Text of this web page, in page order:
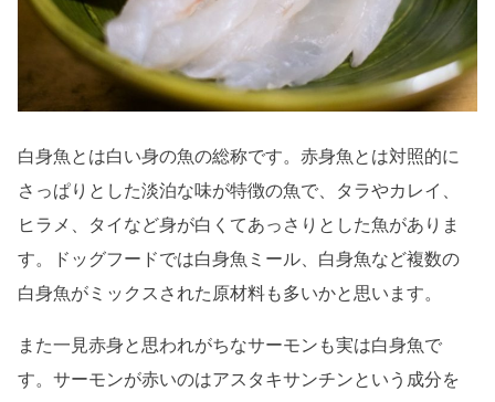
白身魚とは白い身の魚の総称です。赤身魚とは対照的に
さっぱりとした淡泊な味が特徴の魚で、タラやカレイ、
ヒラメ、タイなど身が白くてあっさりとした魚がありま
す。ドッグフードでは白身魚ミール、白身魚など複数の
白身魚がミックスされた原材料も多いかと思います。
また一見赤身と思われがちなサーモンも実は白身魚で
す。サーモンが赤いのはアスタキサンチンという成分を